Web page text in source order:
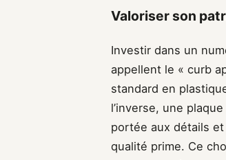
Valoriser son
Investir dans un
appellent le « curb
standard en
l’inverse, une
portée aux détails et
qualité prime. Ce